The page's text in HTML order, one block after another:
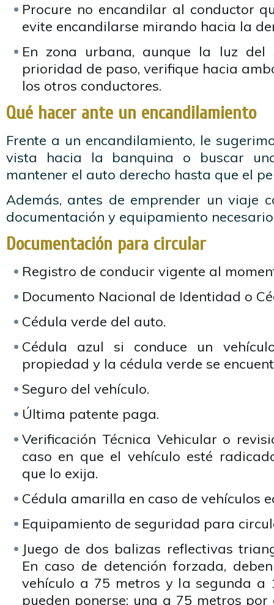
Procure no encandilar al conductor
evite encandilarse mirando hacia la
En zona urbana, aunque la luz del
prioridad de paso, verifique hacia
los otros conductores.
Qué hacer ante un encandilamiento
Frente a un encandilamiento, le
vista hacia la banquina o buscar
mantener el auto derecho hasta que el
Además, antes de emprender un viaje
documentación y equipamiento
Documentación para circular
Registro de conducir vigente al
Documento Nacional de Identidad o
Cédula verde del auto.
Cédula azul si conduce un
propiedad y la cédula verde se
Seguro del vehículo.
Última patente paga.
Verificación Técnica Vehicular o
caso en que el vehículo esté
que lo exija.
Cédula amarilla en caso de vehículos
Equipamiento de seguridad para
Juego de dos balizas reflectivas
En caso de detención forzada,
vehículo a 75 metros y la segunda a
pueden ponerse: una a 75 metros